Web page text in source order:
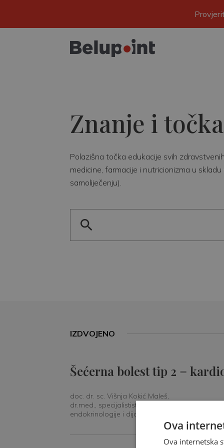
Znanje i točka
Polazišna točka edukacije svih
medicine, farmacije i nutricionizma u
samoliječenju).
IZDVOJENO
Šećerna bolest tip 2 =
doc. dr. sc. Višnja Kokić Maleš,
dr.med., specijalististica
endokrinologije i dijabetologije
Ova
Ova internetska